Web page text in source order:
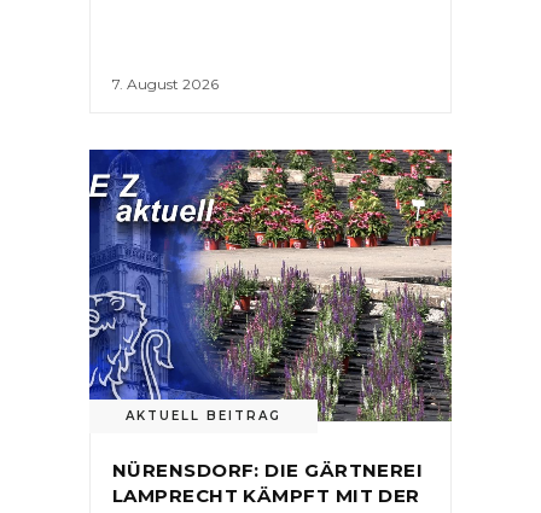
7. August 2026
AKTUELL BEITRAG
NÜRENSDORF: DIE GÄRTNEREI
LAMPRECHT KÄMPFT MIT DER